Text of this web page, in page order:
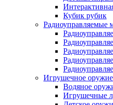
Кубик рубик
Радиоуправляемые
Игрушечное оружие
Водяное
Игрушечные